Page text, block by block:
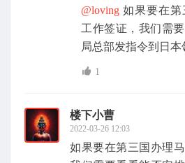
@loving 如果要在第
工作签证，我们需
局总部发指令到日
1
楼下小曹
2022-03-26 12:03
如果要在第三国办理